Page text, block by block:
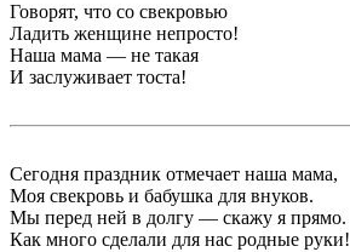
Говорят, что со свекровью
Ладить женщине непросто!
Наша мама — не такая
И заслуживает тоста!
Сегодня праздник отмечает наша мама,
Моя свекровь и бабушка для внуков.
Мы перед ней в долгу — скажу я прямо.
Как много сделали для нас родные руки!